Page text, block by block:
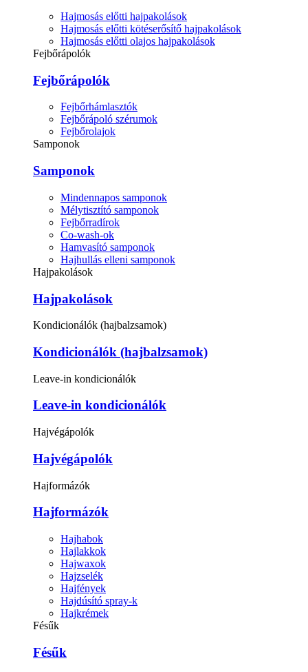
Hajmosás előtti hajpakolások
Hajmosás előtti kötéserősítő hajpakolások
Hajmosás előtti olajos hajpakolások
Fejbőrápolók
Fejbőrápolók
Fejbőrhámlasztók
Fejbőrápoló szérumok
Fejbőrolajok
Samponok
Samponok
Mindennapos samponok
Mélytisztító samponok
Fejbőrradírok
Co-wash-ok
Hamvasító samponok
Hajhullás elleni samponok
Hajpakolások
Hajpakolások
Kondicionálók (hajbalzsamok)
Kondicionálók (hajbalzsamok)
Leave-in kondicionálók
Leave-in kondicionálók
Hajvégápolók
Hajvégápolók
Hajformázók
Hajformázók
Hajhabok
Hajlakkok
Hajwaxok
Hajzselék
Hajfények
Hajdúsító spray-k
Hajkrémek
Fésűk
Fésűk